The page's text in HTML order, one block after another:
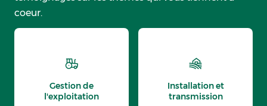
coeur.
Gestion de
l'exploitation
Installation et
transmission